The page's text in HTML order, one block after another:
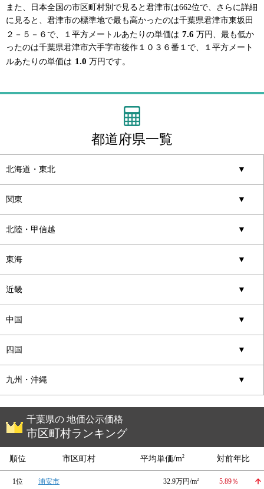
また、日本全国の市区町村別で見ると君津市は662位で、さらに詳細
に見ると、君津市の標準地で最も高かったのは千葉県君津市東坂田
２－５－６で、１平方メートルあたりの単価は 7.6 万円、最も低か
ったのは千葉県君津市六手字市後作１０３６番１で、１平方メート
ルあたりの単価は 1.0 万円です。
都道府県一覧
北海道・東北 ▼
関東 ▼
北陸・甲信越 ▼
東海 ▼
近畿 ▼
中国 ▼
四国 ▼
九州・沖縄 ▼
千葉県の 地価公示価格
市区町村ランキング
順位 市区町村 平均単価/m2 対前年比
1位 浦安市 32.9万円/m2 5.89％